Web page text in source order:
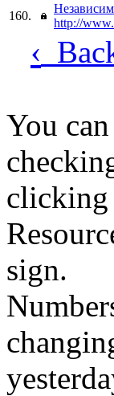
160.
http://
‹
You
clicking
sign.